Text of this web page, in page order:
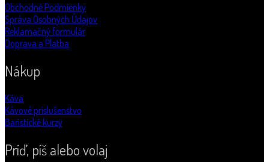
Obchodné Podmienky
Správa Osobných Údajov
Reklamačný formulár
Doprava a Platba
Nákup
Káva
Kávové príslušenstvo
Baristické kurzy
Príď, píš alebo volaj